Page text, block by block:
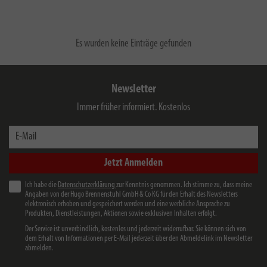
Es wurden keine Einträge gefunden
Newsletter
Immer früher informiert. Kostenlos
E-Mail
Jetzt Anmelden
Ich habe die Datenschutzerklärung zur Kenntnis genommen. Ich stimme zu, dass meine
Angaben von der Hugo Brennenstuhl GmbH & Co KG für den Erhalt des Newsletters
elektronisch erhoben und gespeichert werden und eine werbliche Ansprache zu
Produkten, Dienstleistungen, Aktionen sowie exklusiven Inhalten erfolgt.
Der Service ist unverbindlich, kostenlos und jederzeit widerrufbar. Sie können sich von
dem Erhalt von Informationen per E-Mail jederzeit über den Abmeldelink im Newsletter
abmelden.